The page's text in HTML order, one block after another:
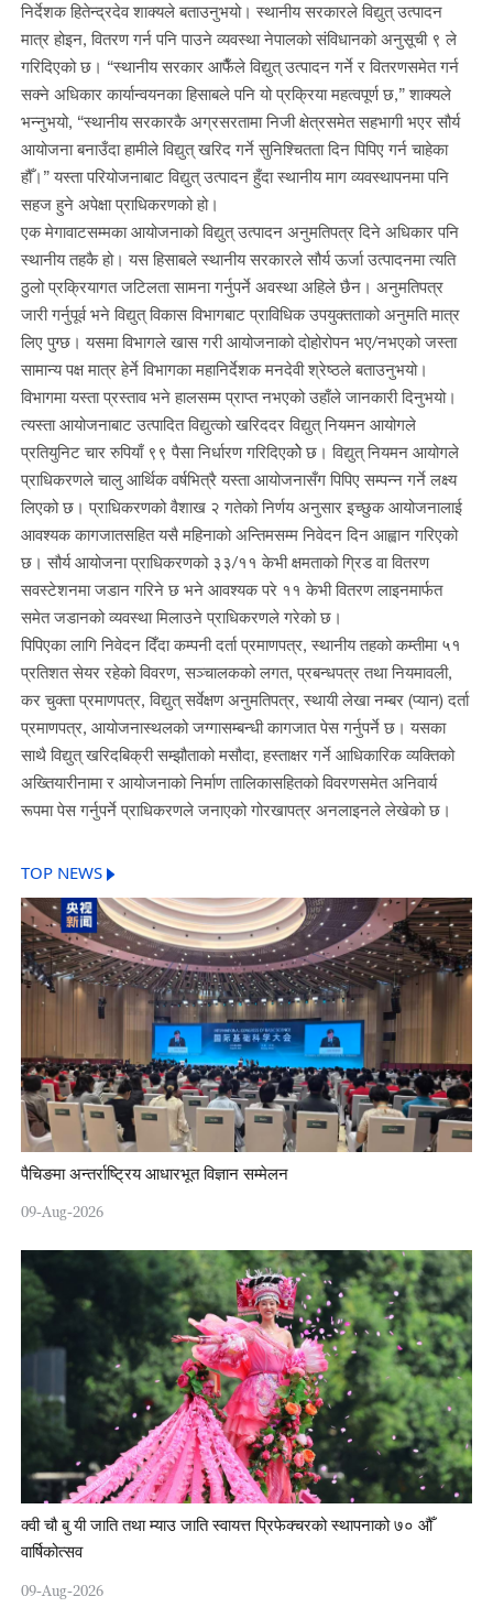
निर्देशक हितेन्द्रदेव शाक्यले बताउनुभयो। स्थानीय सरकारले विद्युत् उत्पादन
मात्र होइन, वितरण गर्न पनि पाउने व्यवस्था नेपालको संविधानको अनुसूची ९ ले
गरिदिएको छ। “स्थानीय सरकार आफैँले विद्युत् उत्पादन गर्ने र वितरणसमेत गर्न
सक्ने अधिकार कार्यान्वयनका हिसाबले पनि यो प्रक्रिया महत्वपूर्ण छ,” शाक्यले
भन्नुभयो, “स्थानीय सरकारकै अग्रसरतामा निजी क्षेत्रसमेत सहभागी भएर सौर्य
आयोजना बनाउँदा हामीले विद्युत् खरिद गर्ने सुनिश्चितता दिन पिपिए गर्न चाहेका
हौँ।” यस्ता परियोजनाबाट विद्युत् उत्पादन हुँदा स्थानीय माग व्यवस्थापनमा पनि
सहज हुने अपेक्षा प्राधिकरणको हो।
एक मेगावाटसम्मका आयोजनाको विद्युत् उत्पादन अनुमतिपत्र दिने अधिकार पनि
स्थानीय तहकै हो। यस हिसाबले स्थानीय सरकारले सौर्य ऊर्जा उत्पादनमा त्यति
ठुलो प्रक्रियागत जटिलता सामना गर्नुपर्ने अवस्था अहिले छैन। अनुमतिपत्र
जारी गर्नुपूर्व भने विद्युत् विकास विभागबाट प्राविधिक उपयुक्तताको अनुमति मात्र
लिए पुग्छ। यसमा विभागले खास गरी आयोजनाको दोहोरोपन भए/नभएको जस्ता
सामान्य पक्ष मात्र हेर्ने विभागका महानिर्देशक मनदेवी श्रेष्ठले बताउनुभयो।
विभागमा यस्ता प्रस्ताव भने हालसम्म प्राप्त नभएको उहाँले जानकारी दिनुभयो।
त्यस्ता आयोजनाबाट उत्पादित विद्युत्को खरिददर विद्युत् नियमन आयोगले
प्रतियुनिट चार रुपियाँ ९९ पैसा निर्धारण गरिदिएकोे छ। विद्युत् नियमन आयोगले
प्राधिकरणले चालु आर्थिक वर्षभित्रै यस्ता आयोजनासँग पिपिए सम्पन्न गर्ने लक्ष्य
लिएको छ। प्राधिकरणको वैशाख २ गतेको निर्णय अनुसार इच्छुक आयोजनालाई
आवश्यक कागजातसहित यसै महिनाको अन्तिमसम्म निवेदन दिन आह्वान गरिएको
छ। सौर्य आयोजना प्राधिकरणको ३३/११ केभी क्षमताको ग्रिड वा वितरण
सवस्टेशनमा जडान गरिने छ भने आवश्यक परे ११ केभी वितरण लाइनमार्फत
समेत जडानको व्यवस्था मिलाउने प्राधिकरणले गरेको छ।
पिपिएका लागि निवेदन दिँदा कम्पनी दर्ता प्रमाणपत्र, स्थानीय तहको कम्तीमा ५१
प्रतिशत सेयर रहेको विवरण, सञ्चालकको लगत, प्रबन्धपत्र तथा नियमावली,
कर चुक्ता प्रमाणपत्र, विद्युत् सर्वेक्षण अनुमतिपत्र, स्थायी लेखा नम्बर (प्यान) दर्ता
प्रमाणपत्र, आयोजनास्थलको जग्गासम्बन्धी कागजात पेस गर्नुपर्ने छ। यसका
साथै विद्युत् खरिदबिक्री सम्झौताको मसौदा, हस्ताक्षर गर्ने आधिकारिक व्यक्तिको
अख्तियारीनामा र आयोजनाको निर्माण तालिकासहितको विवरणसमेत अनिवार्य
रूपमा पेस गर्नुपर्ने प्राधिकरणले जनाएको गोरखापत्र अनलाइनले लेखेको छ।
TOP NEWS
पैचिङमा अन्तर्राष्ट्रिय आधारभूत विज्ञान सम्मेलन
09-Aug-2026
क्वी चौ बु यी जाति तथा म्याउ जाति स्वायत्त प्रिफेक्चरको स्थापनाको ७० औँ
वार्षिकोत्सव
09-Aug-2026